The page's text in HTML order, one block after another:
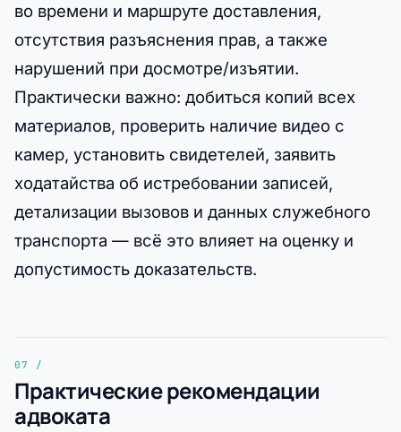
во времени и маршруте доставления,
отсутствия разъяснения прав, а также
нарушений при досмотре/изъятии.
Практически важно: добиться копий всех
материалов, проверить наличие видео с
камер, установить свидетелей, заявить
ходатайства об истребовании записей,
детализации вызовов и данных служебного
транспорта — всё это влияет на оценку и
допустимость доказательств.
Практические рекомендации
адвоката